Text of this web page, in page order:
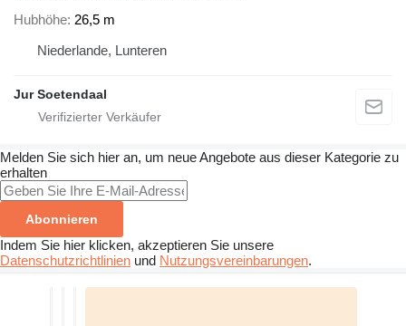
Hubhöhe 26,5 m
Niederlande, Lunteren
Jur Soetendaal
Melden Sie sich hier an, um neue Angebote aus dieser Kategorie zu
erhalten
Abonnieren
Indem Sie hier klicken, akzeptieren Sie unsere
Datenschutzrichtlinien und Nutzungsvereinbarungen.